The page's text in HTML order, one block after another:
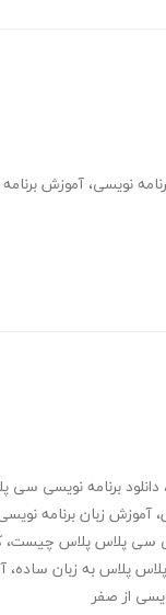
نویسی، آموزش
دانلود برنامه نویسی سی
، آموزش زبان برنامه
سی پلاس پلاس چیست،
پلاس به زبان ساده،
از صفر